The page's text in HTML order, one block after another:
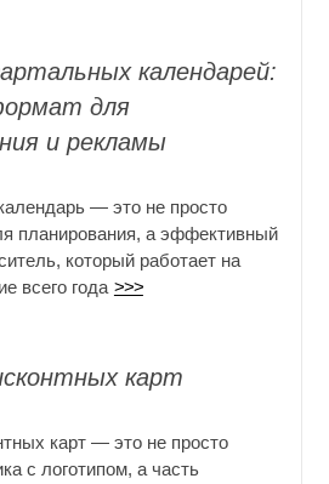
календарей:
для
и рекламы
— это не просто
планирования, а эффективный
который работает на
всего года >>>
карт
карт — это не просто
с логотипом, а часть